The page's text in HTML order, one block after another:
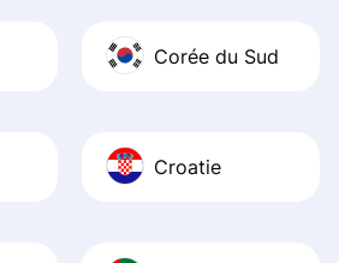
Corée du Sud
Croatie